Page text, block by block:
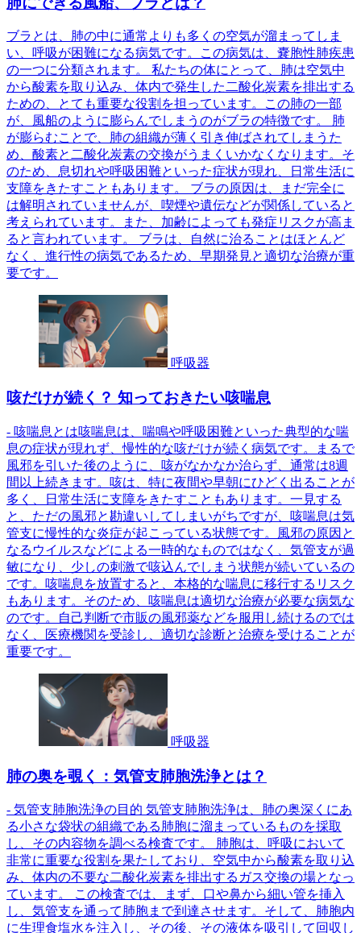
ブラとは、肺の中に通常よりも多くの空気が溜まってしま
い、呼吸が困難になる病気です。この病気は、嚢胞性肺疾患
の一つに分類されます。 私たちの体にとって、肺は空気中
から酸素を取り込み、体内で発生した二酸化炭素を排出する
ための、とても重要な役割を担っています。この肺の一部
が、風船のように膨らんでしまうのがブラの特徴です。 肺
が膨らむことで、肺の組織が薄く引き伸ばされてしまうた
め、酸素と二酸化炭素の交換がうまくいかなくなります。そ
のため、息切れや呼吸困難といった症状が現れ、日常生活に
支障をきたすこともあります。 ブラの原因は、まだ完全に
は解明されていませんが、喫煙や遺伝などが関係していると
考えられています。また、加齢によっても発症リスクが高ま
ると言われています。 ブラは、自然に治ることはほとんど
なく、進行性の病気であるため、早期発見と適切な治療が重
要です。
呼吸器
咳だけが続く？ 知っておきたい咳喘息
- 咳喘息とは咳喘息は、喘鳴や呼吸困難といった典型的な喘
息の症状が現れず、慢性的な咳だけが続く病気です。まるで
風邪を引いた後のように、咳がなかなか治らず、通常は8週
間以上続きます。咳は、特に夜間や早朝にひどく出ることが
多く、日常生活に支障をきたすこともあります。一見する
と、ただの風邪と勘違いしてしまいがちですが、咳喘息は気
管支に慢性的な炎症が起こっている状態です。風邪の原因と
なるウイルスなどによる一時的なものではなく、気管支が過
敏になり、少しの刺激で咳込んでしまう状態が続いているの
です。咳喘息を放置すると、本格的な喘息に移行するリスク
もあります。そのため、咳喘息は適切な治療が必要な病気な
のです。自己判断で市販の風邪薬などを服用し続けるのでは
なく、医療機関を受診し、適切な診断と治療を受けることが
重要です。
呼吸器
肺の奥を覗く：気管支肺胞洗浄とは？
- 気管支肺胞洗浄の目的 気管支肺胞洗浄は、肺の奥深くにあ
る小さな袋状の組織である肺胞に溜まっているものを採取
し、その内容物を調べる検査です。 肺胞は、呼吸において
非常に重要な役割を果たしており、空気中から酸素を取り込
み、体内の不要な二酸化炭素を排出するガス交換の場となっ
ています。 この検査では、まず、口や鼻から細い管を挿入
し、気管支を通って肺胞まで到達させます。そして、肺胞内
に生理食塩水を注入し、その後、その液体を吸引して回収し